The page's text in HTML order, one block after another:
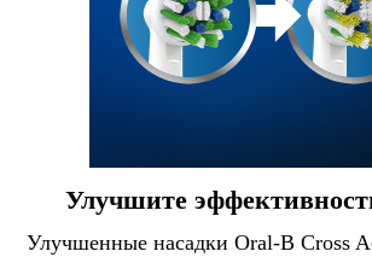
Улучшите
Улучшенные насадки Oral-B Сross